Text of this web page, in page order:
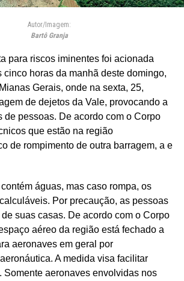
Autor/Imagem:
Bartô Granja
para riscos iminentes foi acionada
cinco horas da manhã deste domingo,
Gerais, onde na sexta, 25,
de dejetos da Vale, provocando a
de pessoas. De acordo com o Corpo
que estão na região
de rompimento de outra barragem, a e
águas, mas caso rompa, os
Por precaução, as pessoas
suas casas. De acordo com o Corpo
aéreo da região está fechado a
aeronaves em geral por
A medida visa facilitar
Somente aeronaves envolvidas nos